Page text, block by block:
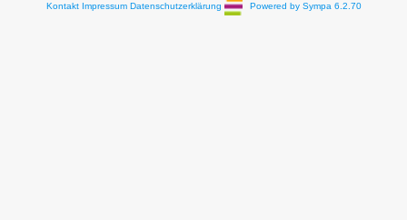
Kontakt Impressum Datenschutzerklärung Powered by Sympa 6.2.70